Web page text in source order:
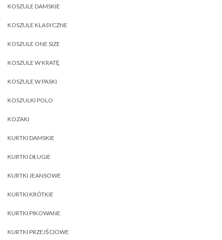
KOSZULE DAMSKIE
KOSZULE KLASYCZNE
KOSZULE ONE SIZE
KOSZULE W KRATĘ
KOSZULE W PASKI
KOSZULKI POLO
KOZAKI
KURTKI DAMSKIE
KURTKI DŁUGIE
KURTKI JEANSOWE
KURTKI KRÓTKIE
KURTKI PIKOWANE
KURTKI PRZEJŚCIOWE